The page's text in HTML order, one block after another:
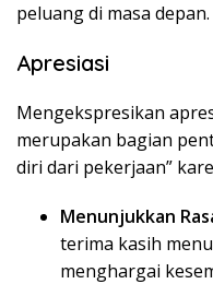
peluang di masa depan.
Apresiasi
Mengekspresikan
merupakan bagian
diri dari pekerjaan”
Menunjukkan
terima kasih
menghargai